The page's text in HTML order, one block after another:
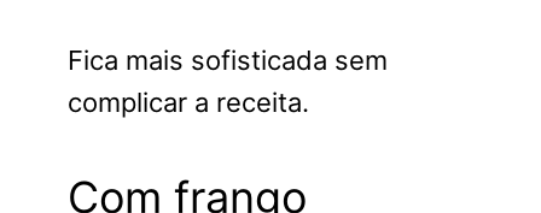
Fica mais sofisticada sem
complicar a receita.
Com frango